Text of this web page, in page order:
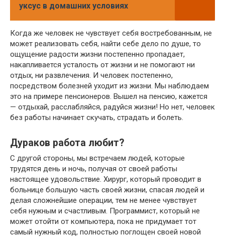
уксус в домашних условиях
Когда же человек не чувствует себя востребованным, не
может реализовать себя, найти себе дело по душе, то
ощущение радости жизни постепенно пропадает,
накапливается усталость от жизни и не помогают ни
отдых, ни развлечения. И человек постепенно,
посредством болезней уходит из жизни. Мы наблюдаем
это на примере пенсионеров. Вышел на пенсию, кажется
— отдыхай, расслабляйся, радуйся жизни! Но нет, человек
без работы начинает скучать, страдать и болеть.
Дураков работа любит?
С другой стороны, мы встречаем людей, которые
трудятся день и ночь, получая от своей работы
настоящее удовольствие. Хирург, который проводит в
больнице большую часть своей жизни, спасая людей и
делая сложнейшие операции, тем не менее чувствует
себя нужным и счастливым. Программист, который не
может отойти от компьютера, пока не придумает тот
самый нужный код, полностью поглощен своей новой